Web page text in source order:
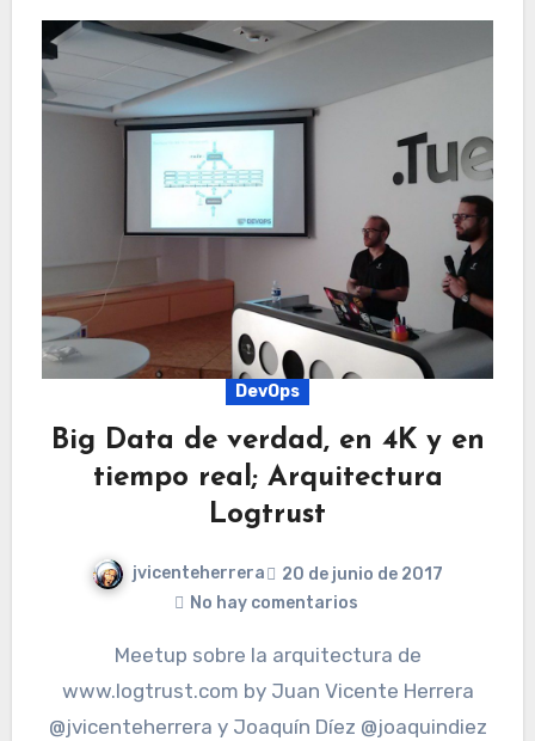
DevOps
Big Data de verdad, en 4K y en
tiempo real; Arquitectura
Logtrust
jvicenteherrera
20 de junio de 2017
No hay comentarios
Meetup sobre la arquitectura de
www.logtrust.com by Juan Vicente Herrera
@jvicenteherrera y Joaquín Díez @joaquindiez